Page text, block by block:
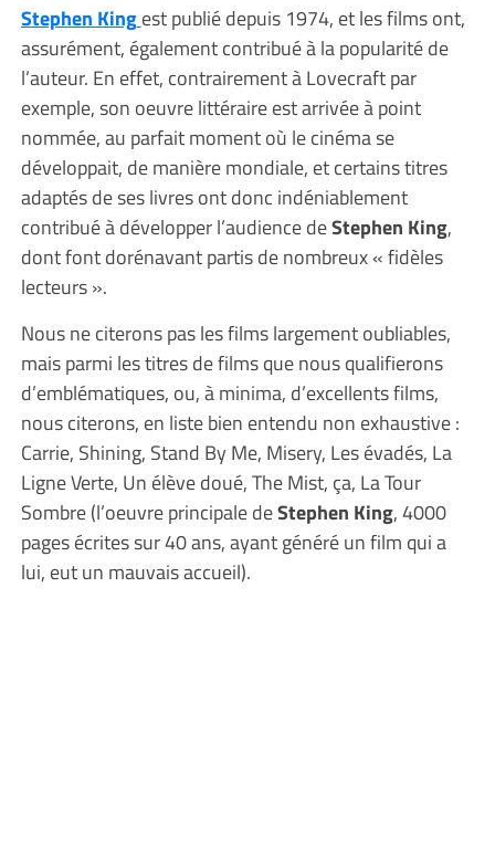
Stephen Kingest publié depuis 1974, et les films ont,
assurément, également contribué à la popularité de
l’auteur. En effet, contrairement à Lovecraft par
exemple, son oeuvre littéraire est arrivée à point
nommée, au parfait moment où le cinéma se
développait, de manière mondiale, et certains titres
adaptés de ses livres ont donc indéniablement
contribué à développer l’audience deStephen King,
dont font dorénavant partis de nombreux « fidèles
lecteurs ».
Nous ne citerons pas les films largement oubliables,
mais parmi les titres de films que nous qualifierons
d’emblématiques, ou, à minima, d’excellents films,
nous citerons, en liste bien entendu non exhaustive :
Carrie, Shining, Stand By Me, Misery, Les évadés, La
Ligne Verte, Un élève doué, The Mist, ça, La Tour
Sombre (l’oeuvre principale deStephen King, 4000
pages écrites sur 40 ans, ayant généré un film qui a
lui, eut un mauvais accueil).